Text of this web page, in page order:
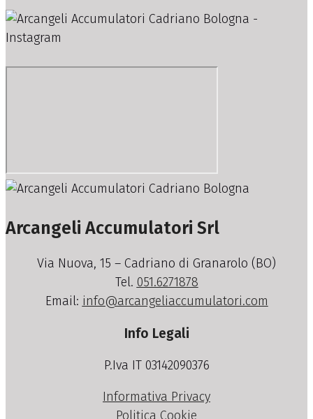
Arcangeli Accumulatori Srl
Via Nuova, 15 – Cadriano di Granarolo (BO)
Tel. 051.6271878
Email: info@arcangeliaccumulatori.com
Info Legali
P.Iva IT 03142090376
Informativa Privacy
Politica Cookie